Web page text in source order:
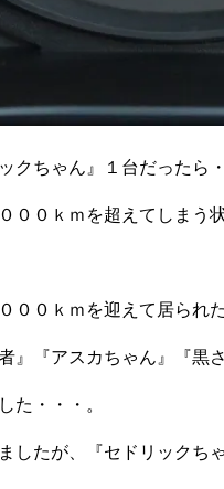
クちゃん』１台だったら
００ｋｍを超えてしまう
００ｋｍを迎えて居られ
』『アスカちゃん』『黒
た・・・。
したが、『セドリックち